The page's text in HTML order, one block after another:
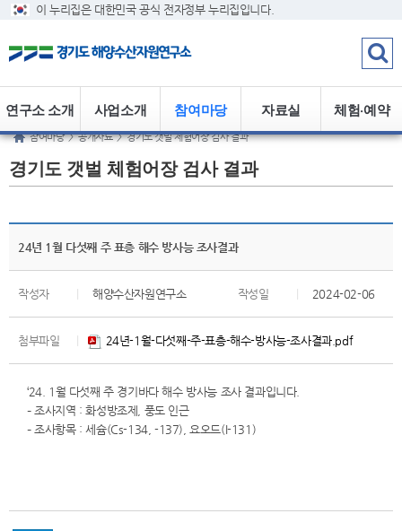
이 누리집은 대한민국 공식 전자정부 누리집입니다.
체험·예약
자료실
참여마당
사업소개
연구소 소개
참여마당 > 공개자료 > 경기도 갯벌 체험어장 검사 결과
경기도 갯벌 체험어장 검사 결과
24년 1월 다섯째 주 표층 해수 방사능 조사결과
작성자 해양수산자원연구소 작성일 2024-02-06
첨부파일 24년-1월-다섯째-주-표층-해수-방사능-조사결과.pdf
‘24. 1월 다섯째 주 경기바다 해수 방사능 조사 결과입니다.
– 조사지역 : 화성방조제, 풍도 인근
– 조사항목 : 세슘(Cs-134, -137), 요오드(I-131)